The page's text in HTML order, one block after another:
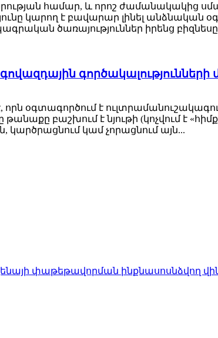
համար, և որոշ ժամանակակից
կարող է բավարար լինել անձնական
ծառայություններ իրենց բիզնեսը
գործակալությունների
օգտագործում է
բաշխում է նյութի (կոչվում է
կարծրացնում կամ չորացնում այն...
փաթեթավորման ինքնասոսնձվող